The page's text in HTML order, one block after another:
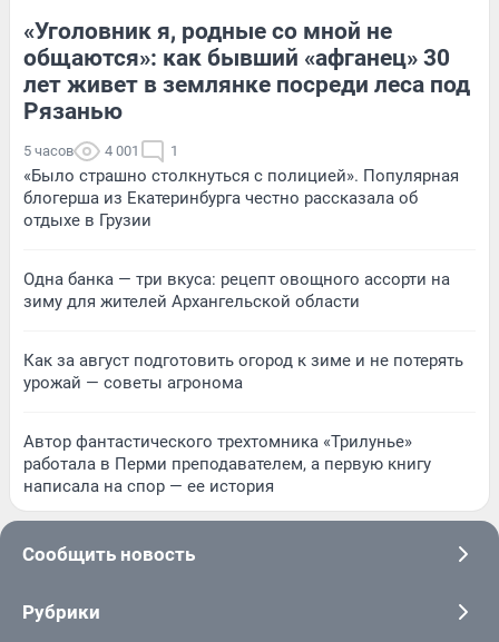
«Уголовник я, родные со мной не
общаются»: как бывший «афганец» 30
лет живет в землянке посреди леса под
Рязанью
5 часов 4 001 1
«Было страшно столкнуться с полицией». Популярная
блогерша из Екатеринбурга честно рассказала об
отдыхе в Грузии
Одна банка — три вкуса: рецепт овощного ассорти на
зиму для жителей Архангельской области
Как за август подготовить огород к зиме и не потерять
урожай — советы агронома
Автор фантастического трехтомника «Трилунье»
работала в Перми преподавателем, а первую книгу
написала на спор — ее история
Сообщить новость
Рубрики